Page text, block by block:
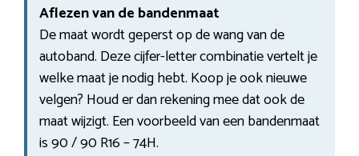
Aflezen van de bandenmaat
De maat wordt geperst op de wang van de
autoband. Deze cijfer-letter combinatie vertelt je
welke maat je nodig hebt. Koop je ook nieuwe
velgen? Houd er dan rekening mee dat ook de
maat wijzigt. Een voorbeeld van een bandenmaat
is 90 / 90 R16 – 74H.